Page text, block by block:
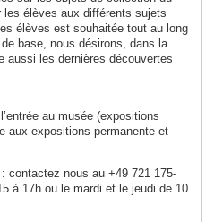
les élèves aux différents sujets
élèves est souhaitée tout au long
base, nous désirons, dans la
aussi les dernières découvertes
au musée (expositions
aux expositions permanente et
contactez nous au +49 721 175-
à 17h ou le mardi et le jeudi de 10